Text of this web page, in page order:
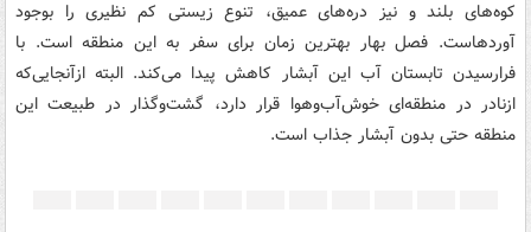
کوه‌های بلند و نیز دره‌های عمیق، تنوع زیستی کم نظیری را بوجود
آوردهاست. فصل بهار بهترین زمان برای سفر به این منطقه است. با
فرارسیدن تابستان آب این آبشار کاهش پیدا می‌کند. البته ازآنجایی‌که
ازنادر در منطقه‌ای خوش‌آب‌وهوا قرار دارد، گشت‌وگذار در طبیعت این
منطقه حتی بدون آبشار جذاب است.